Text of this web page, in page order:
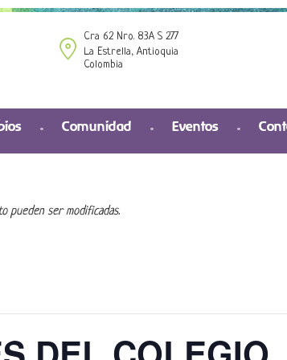
Cra 62 Nro. 83A S 277
La Estrella, Antioquia
Colombia
Comunidad Eventos
pueden ser modificadas.